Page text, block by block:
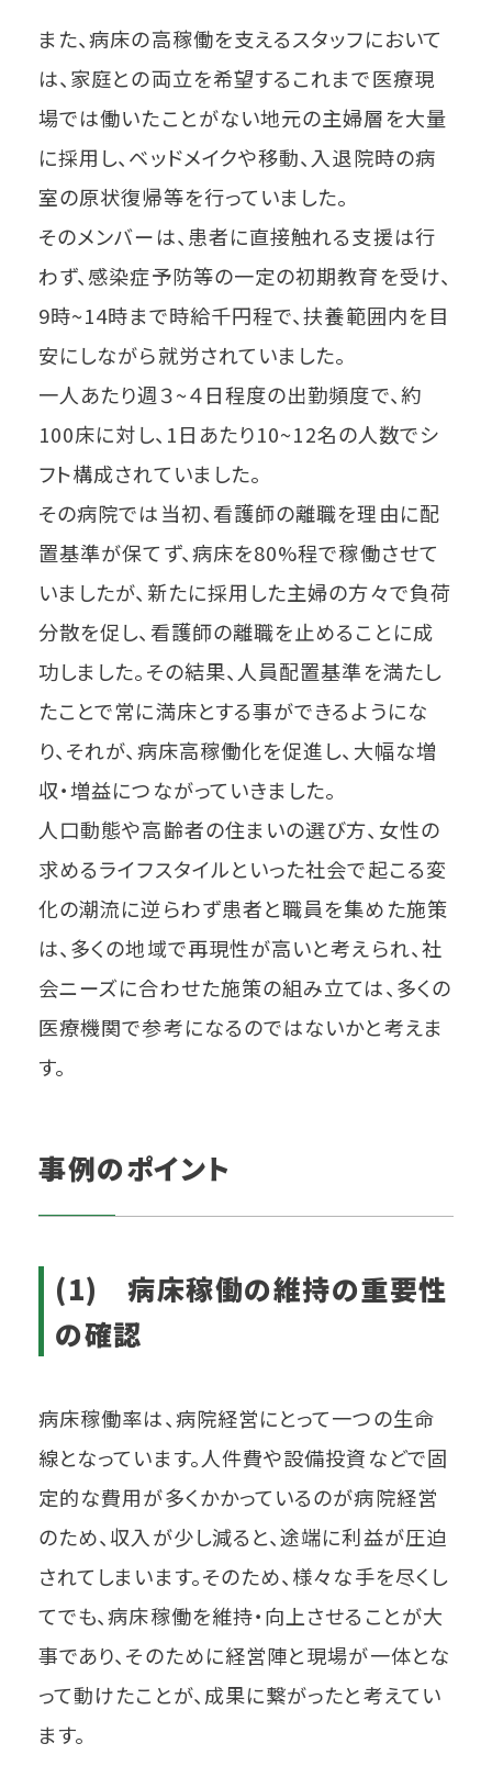
また、病床の高稼働を支えるスタッフにおいて
は、家庭との両立を希望するこれまで医療現
場では働いたことがない地元の主婦層を大量
に採用し、ベッドメイクや移動、入退院時の病
室の原状復帰等を行っていました。
そのメンバーは、患者に直接触れる支援は行
わず、感染症予防等の一定の初期教育を受け、
9時~14時まで時給千円程で、扶養範囲内を目
安にしながら就労されていました。
一人あたり週３~４日程度の出勤頻度で、約
100床に対し、1日あたり10~12名の人数でシ
フト構成されていました。
その病院では当初、看護師の離職を理由に配
置基準が保てず、病床を80%程で稼働させて
いましたが、新たに採用した主婦の方々で負荷
分散を促し、看護師の離職を止めることに成
功しました。その結果、人員配置基準を満たし
たことで常に満床とする事ができるようにな
り、それが、病床高稼働化を促進し、大幅な増
収・増益につながっていきました。
人口動態や高齢者の住まいの選び方、女性の
求めるライフスタイルといった社会で起こる変
化の潮流に逆らわず患者と職員を集めた施策
は、多くの地域で再現性が高いと考えられ、社
会ニーズに合わせた施策の組み立ては、多くの
医療機関で参考になるのではないかと考えま
す。
事例のポイント
(1) 病床稼働の維持の重要性
の確認
病床稼働率は、病院経営にとって一つの生命
線となっています。人件費や設備投資などで固
定的な費用が多くかかっているのが病院経営
のため、収入が少し減ると、途端に利益が圧迫
されてしまいます。そのため、様々な手を尽くし
てでも、病床稼働を維持・向上させることが大
事であり、そのために経営陣と現場が一体とな
って動けたことが、成果に繋がったと考えてい
ます。